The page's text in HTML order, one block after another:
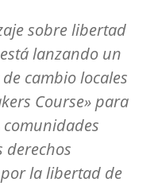
sobre libertad
lanzando un
cambio locales
Course» para
derechos
la libertad de